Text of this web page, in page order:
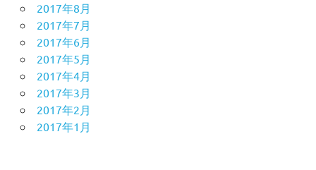
2017年8月
2017年7月
2017年6月
2017年5月
2017年4月
2017年3月
2017年2月
2017年1月